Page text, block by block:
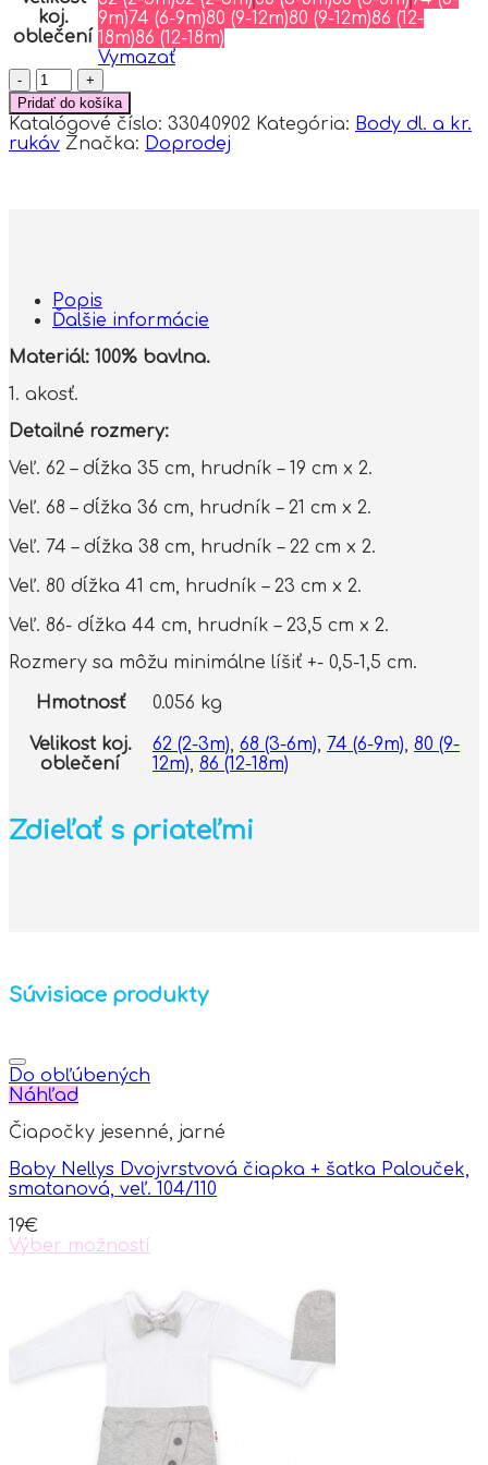
koj.
oblečení
9m)74 (6-9m)80 (9-12m)80 (9-12m)86 (12-
18m)86 (12-18m)
Vymazať
množstvo
Baby
Nellys
Dojčenské
rebrované
hnedé,
veľ.
68
Pridať do košíka
Katalógové číslo: 33040902 Kategória: Body dl. a kr.
rukáv Značka: Doprodej
Popis
Ďalšie informácie
Materiál: 100% bavlna.
1. akosť.
Detailné rozmery:
Veľ. 62 – dĺžka 35 cm, hrudník – 19 cm x 2.
Veľ. 68 – dĺžka 36 cm, hrudník – 21 cm x 2.
Veľ. 74 – dĺžka 38 cm, hrudník – 22 cm x 2.
Veľ. 80 dĺžka 41 cm, hrudník – 23 cm x 2.
Veľ. 86- dĺžka 44 cm, hrudník – 23,5 cm x 2.
Rozmery sa môžu minimálne líšiť +- 0,5-1,5 cm.
Hmotnosť 0.056 kg
Velikost koj.
oblečení
62 (2-3m), 68 (3-6m), 74 (6-9m), 80 (9-
12m), 86 (12-18m)
Zdieľať s priateľmi
Súvisiace produkty
Do obľúbených
Náhľad
Čiapočky jesenné, jarné
Baby Nellys Dvojvrstvová čiapka + šatka Palouček,
smatanová, veľ. 104/110
19€
Výber možností
options